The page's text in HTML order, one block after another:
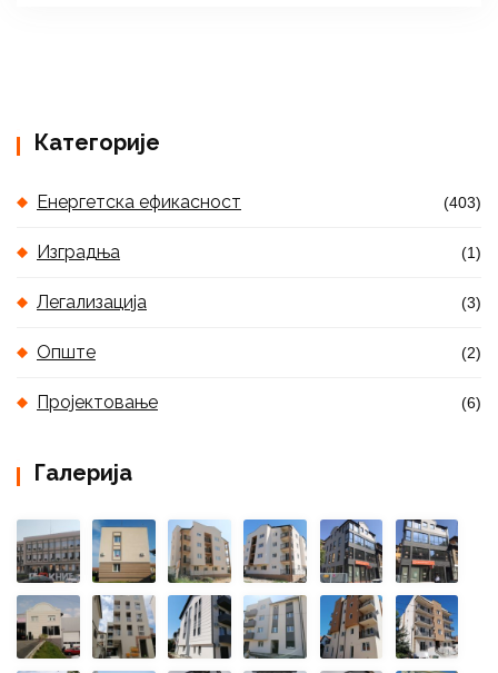
Категорије
Енергетска ефикасност (403)
Изградња (1)
Легализација (3)
Опште (2)
Пројектовање (6)
Галерија